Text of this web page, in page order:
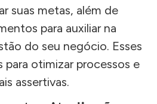
suas metas, além de
para auxiliar na
do seu negócio. Esses
para otimizar processos e
assertivas.